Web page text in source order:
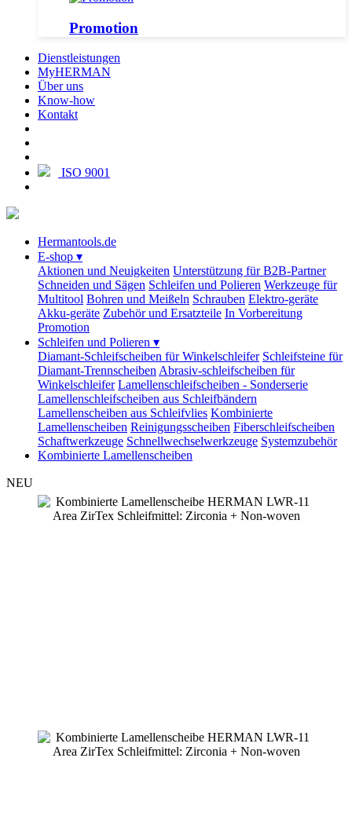
Promotion
Dienstleistungen
MyHERMAN
Über uns
Know-how
Kontakt
ISO 9001
Hermantools.de
E-shop ▾
Aktionen und Neuigkeiten Unterstützung für B2B-Partner
Schneiden und Sägen Schleifen und Polieren Werkzeuge für
Multitool Bohren und Meißeln Schrauben Elektro-geräte
Akku-geräte Zubehör und Ersatzteile In Vorbereitung
Promotion
Schleifen und Polieren ▾
Diamant-Schleifscheiben für Winkelschleifer Schleifsteine für
Diamant-Trennscheiben Abrasiv-schleifscheiben für
Winkelschleifer Lamellenschleifscheiben - Sonderserie
Lamellenschleifscheiben aus Schleifbändern
Lamellenscheiben aus Schleifvlies Kombinierte
Lamellenscheiben Reinigungsscheiben Fiberschleifscheiben
Schaftwerkzeuge Schnellwechselwerkzeuge Systemzubehör
Kombinierte Lamellenscheiben
NEU